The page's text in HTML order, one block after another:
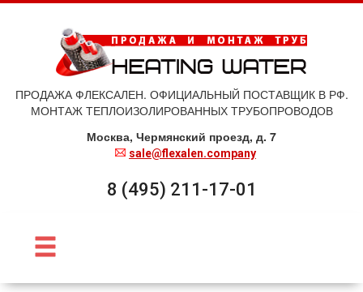
ПРОДАЖА ФЛЕКСАЛЕН. ОФИЦИАЛЬНЫЙ ПОСТАВЩИК В РФ.
МОНТАЖ ТЕПЛОИЗОЛИРОВАННЫХ ТРУБОПРОВОДОВ
Москва, Чермянский проезд, д. 7
sale@flexalen.company
8 (495) 211-17-01